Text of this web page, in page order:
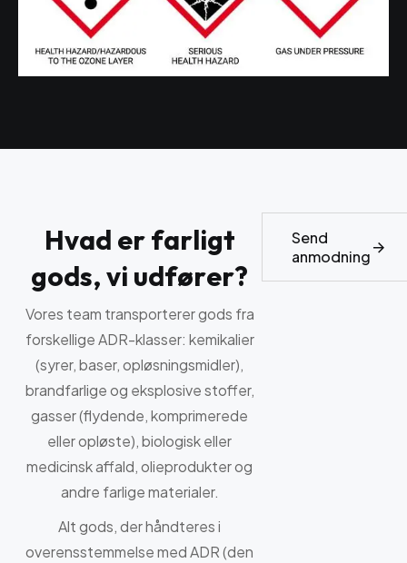
Hvad erfarligt
gods,vi udfører?
Vores team transporterer gods fra
forskellige ADR-klasser: kemikalier
(syrer, baser, opløsningsmidler),
brandfarlige og eksplosive stoffer,
gasser (flydende, komprimerede
eller opløste), biologisk eller
medicinsk affald, olieprodukter og
andre farlige materialer.
Alt gods, der håndteres i
overensstemmelse med ADR (den
Send
anmodning